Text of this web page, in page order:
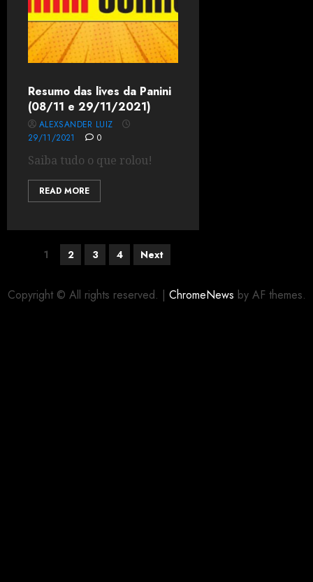
Resumo das lives da Panini
(08/11 e 29/11/2021)
ALEXSANDER LUIZ
29/11/2021
0
Saiba tudo o que rolou!
READ MORE
1 2 3 4 Next
Copyright © All rights reserved. | ChromeNews by AF themes.